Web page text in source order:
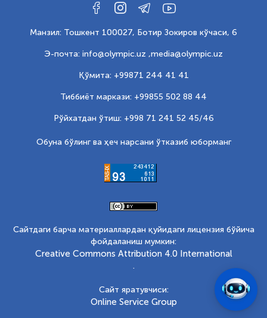
Манзил: Тошкент 100027, Ботир Зокиров кўчаси, 6
Э-почта: info@olympic.uz ,media@olympic.uz
Қўмита: +99871 244 41 41
Тиббиёт маркази: +99855 502 88 44
Рўйхатдан ўтиш: +998 71 241 52 45/46
Обуна бўлинг ва ҳеч нарсани ўтказиб юборманг
Сайтдаги барча материаллардан қуйидаги лицензия бўйича
фойдаланиш мумкин:
Creative Commons Attribution 4.0 International
.
Сайт яратувчиси:
Online Service Group